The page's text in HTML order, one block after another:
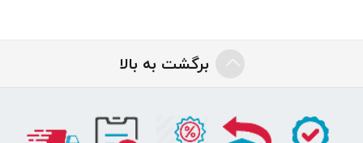
برگشت به بالا